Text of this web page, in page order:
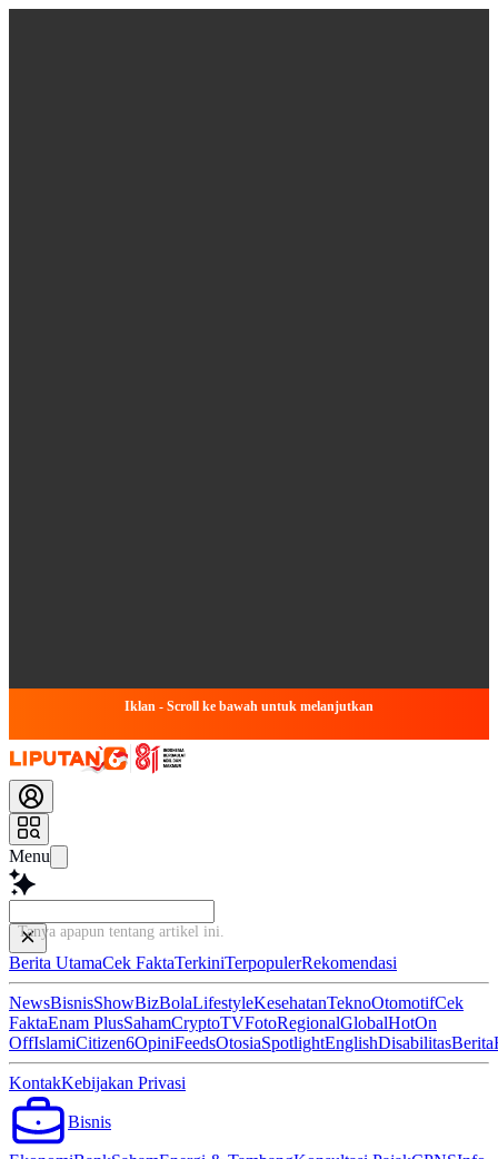
Iklan - Scroll ke bawah untuk melanjutkan
Menu
Tanya apapun tentang artike
Berita UtamaCek FaktaTerkiniTerpopulerRekomendasi
NewsBisnisShowBizBolaLifestyleKesehatanTeknoOtomotifCek
FaktaEnam PlusSahamCryptoTVFotoRegionalGlobalHotOn
OffIslamiCitizen6OpiniFeedsOtosiaSpotlightEnglishDisabilitasBerita
KontakKebijakan Privasi
Bisnis